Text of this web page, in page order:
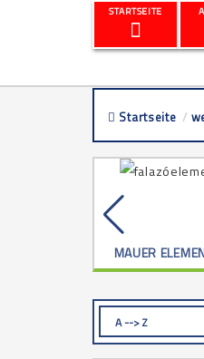
Startseite /
STARTSEITE
MAUER
A --> Z